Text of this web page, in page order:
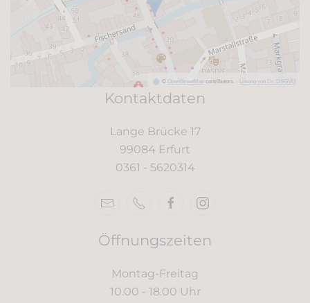
© OpenStreetMapcontributors. · Lösung von Dr. DSGVO
Kontaktdaten
Lange Brücke 17
99084 Erfurt
0361 - 5620314
Öffnungszeiten
Montag-Freitag
10.00 - 18.00 Uhr